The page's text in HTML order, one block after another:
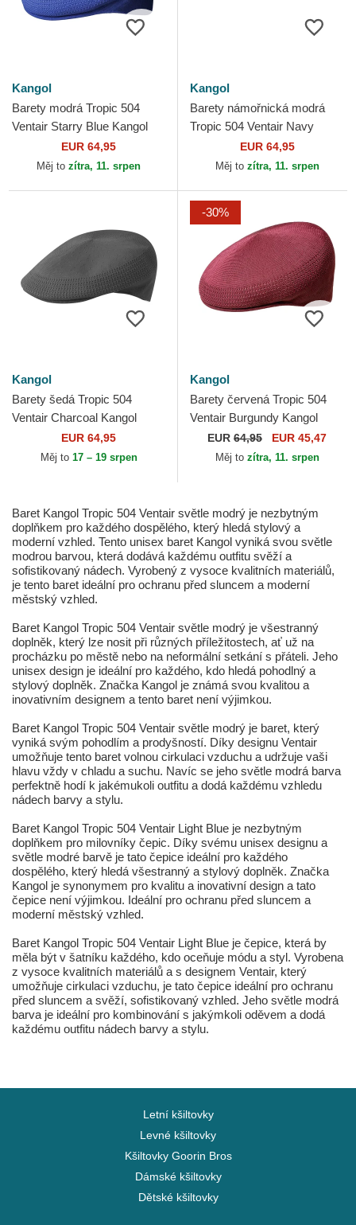
Kangol
Barety modrá Tropic 504
Ventair Starry Blue Kangol
EUR 64,95
Měj to zítra, 11. srpen
Kangol
Barety námořnická modrá
Tropic 504 Ventair Navy
EUR 64,95
Měj to zítra, 11. srpen
Kangol
Barety šedá Tropic 504
Ventair Charcoal Kangol
EUR 64,95
Měj to 17 – 19 srpen
-30%
Kangol
Barety červená Tropic 504
Ventair Burgundy Kangol
EUR 64,95 EUR 45,47
Měj to zítra, 11. srpen
Baret Kangol Tropic 504 Ventair světle modrý je nezbytným
doplňkem pro každého dospělého, který hledá stylový a
moderní vzhled. Tento unisex baret Kangol vyniká svou světle
modrou barvou, která dodává každému outfitu svěží a
sofistikovaný nádech. Vyrobený z vysoce kvalitních materiálů,
je tento baret ideální pro ochranu před sluncem a moderní
městský vzhled.
Baret Kangol Tropic 504 Ventair světle modrý je všestranný
doplněk, který lze nosit při různých příležitostech, ať už na
procházku po městě nebo na neformální setkání s přáteli. Jeho
unisex design je ideální pro každého, kdo hledá pohodlný a
stylový doplněk. Značka Kangol je známá svou kvalitou a
inovativním designem a tento baret není výjimkou.
Baret Kangol Tropic 504 Ventair světle modrý je baret, který
vyniká svým pohodlím a prodyšností. Díky designu Ventair
umožňuje tento baret volnou cirkulaci vzduchu a udržuje vaši
hlavu vždy v chladu a suchu. Navíc se jeho světle modrá barva
perfektně hodí k jakémukoli outfitu a dodá každému vzhledu
nádech barvy a stylu.
Baret Kangol Tropic 504 Ventair Light Blue je nezbytným
doplňkem pro milovníky čepic. Díky svému unisex designu a
světle modré barvě je tato čepice ideální pro každého
dospělého, který hledá všestranný a stylový doplněk. Značka
Kangol je synonymem pro kvalitu a inovativní design a tato
čepice není výjimkou. Ideální pro ochranu před sluncem a
moderní městský vzhled.
Baret Kangol Tropic 504 Ventair Light Blue je čepice, která by
měla být v šatníku každého, kdo oceňuje módu a styl. Vyrobena
z vysoce kvalitních materiálů a s designem Ventair, který
umožňuje cirkulaci vzduchu, je tato čepice ideální pro ochranu
před sluncem a svěží, sofistikovaný vzhled. Jeho světle modrá
barva je ideální pro kombinování s jakýmkoli oděvem a dodá
každému outfitu nádech barvy a stylu.
Letní kšiltovky
Levné kšiltovky
Kšiltovky Goorin Bros
Dámské kšiltovky
Dětské kšiltovky